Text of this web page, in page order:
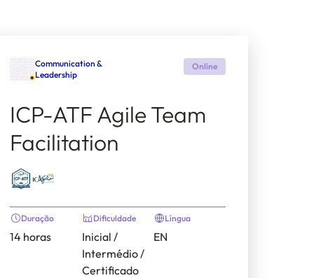
Communication &
Leadership
Online
ICP-ATF Agile Team
Facilitation
Duração
14 horas
Dificuldade
Inicial /
Intermédio /
Certificado
Língua
EN